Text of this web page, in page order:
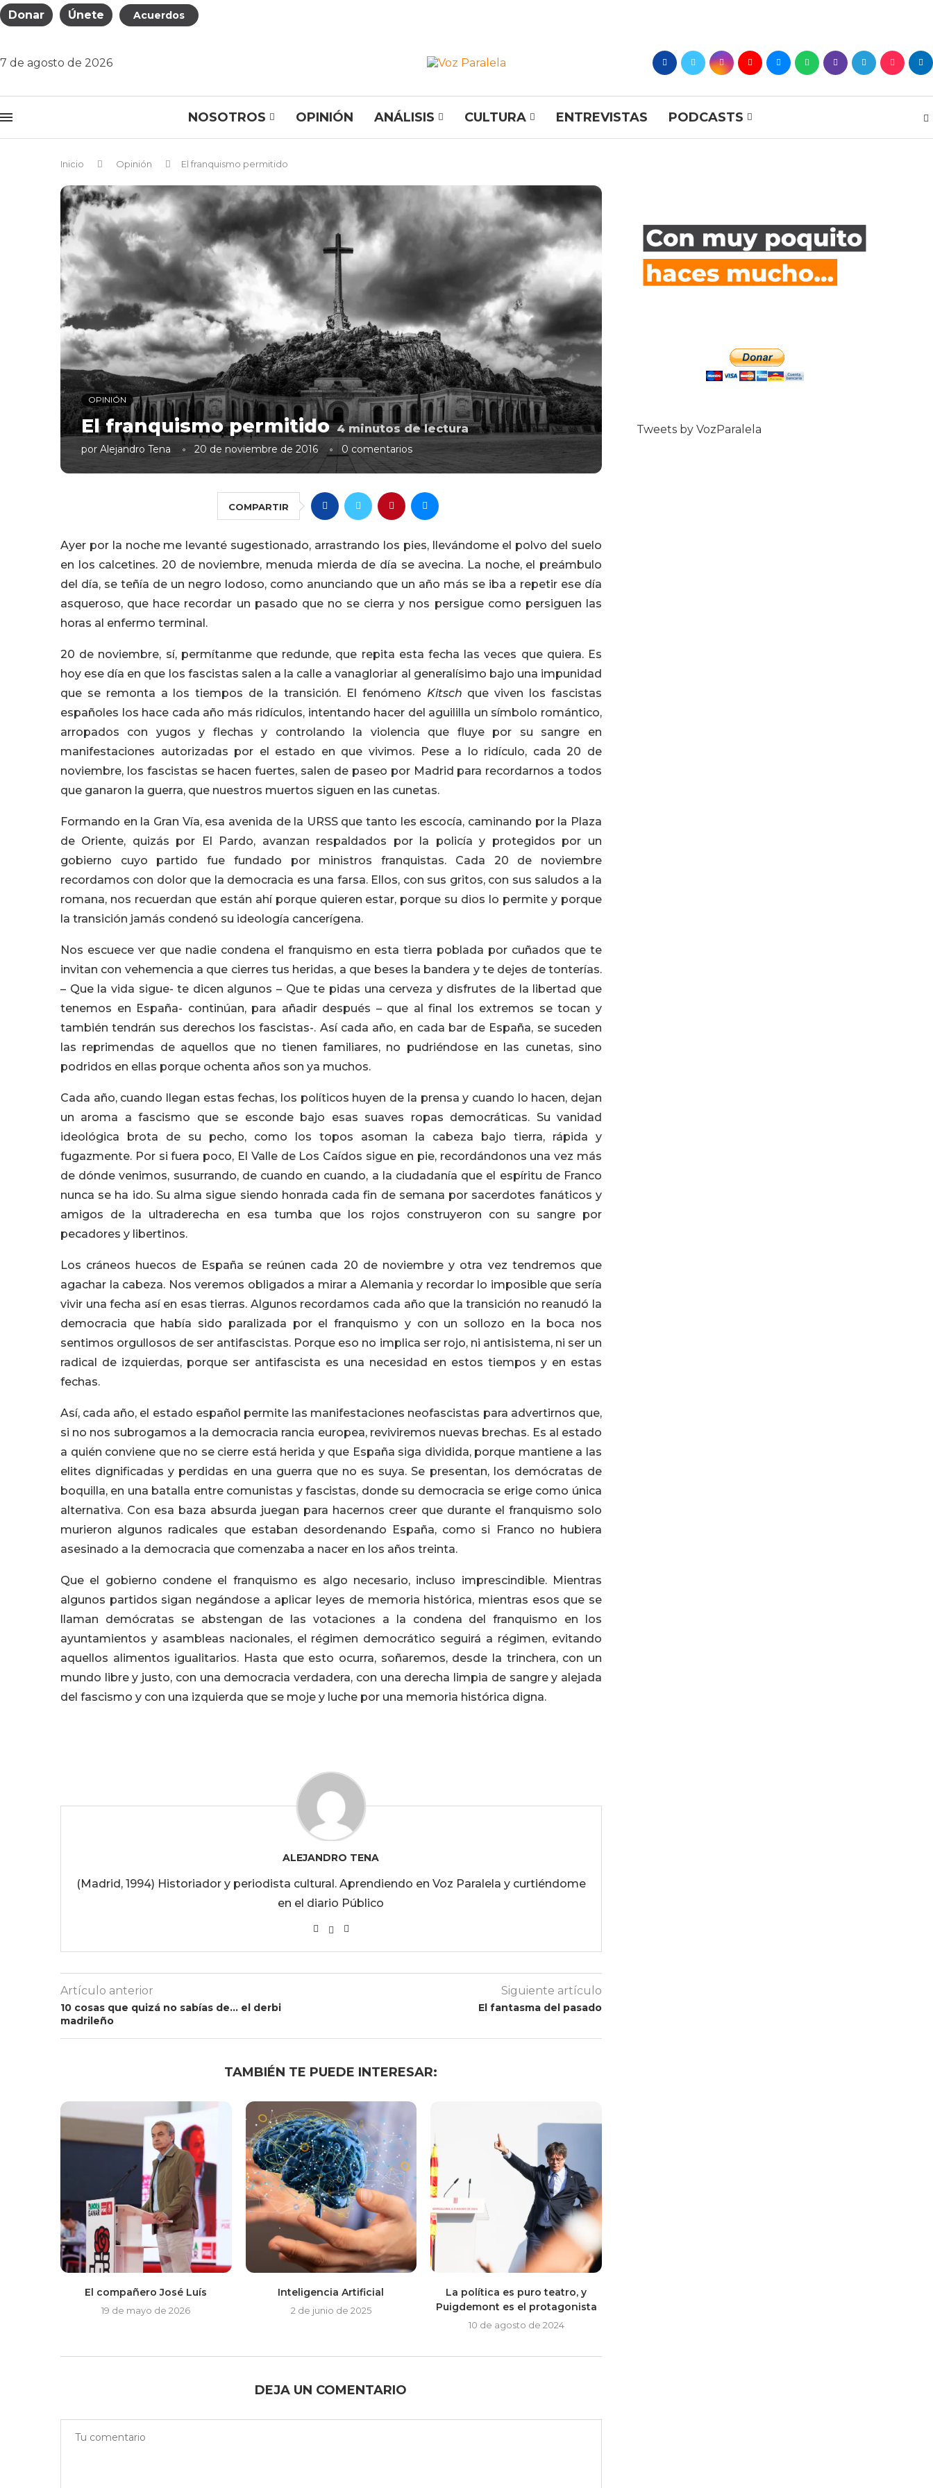
Donar Únete Acuerdos
7 de agosto de 2026
NOSOTROS OPINIÓN ANÁLISIS CULTURA ENTREVISTAS PODCASTS
Inicio Opinión El franquismo permitido
OPINIÓN
El franquismo permitido 4minutos de lectura
por Alejandro Tena 20 de noviembre de 2016 0 comentarios
COMPARTIR
Ayer por la noche me levanté sugestionado, arrastrando los pies, llevándome el polvo del suelo
en los calcetines. 20 de noviembre, menuda mierda de día se avecina. La noche, el preámbulo
del día, se teñía de un negro lodoso, como anunciando que un año más se iba a repetir ese día
asqueroso, que hace recordar un pasado que no se cierra y nos persigue como persiguen las
horas al enfermo terminal.
20 de noviembre, sí, permítanme que redunde, que repita esta fecha las veces que quiera. Es
hoy ese día en que los fascistas salen a la calle a vanagloriar al generalísimo bajo una impunidad
que se remonta a los tiempos de la transición. El fenómeno Kitsch que viven los fascistas
españoles los hace cada año más ridículos, intentando hacer del aguililla un símbolo romántico,
arropados con yugos y flechas y controlando la violencia que fluye por su sangre en
manifestaciones autorizadas por el estado en que vivimos. Pese a lo ridículo, cada 20 de
noviembre, los fascistas se hacen fuertes, salen de paseo por Madrid para recordarnos a todos
que ganaron la guerra, que nuestros muertos siguen en las cunetas.
Formando en la Gran Vía, esa avenida de la URSS que tanto les escocía, caminando por la Plaza
de Oriente, quizás por El Pardo, avanzan respaldados por la policía y protegidos por un
gobierno cuyo partido fue fundado por ministros franquistas. Cada 20 de noviembre
recordamos con dolor que la democracia es una farsa. Ellos, con sus gritos, con sus saludos a la
romana, nos recuerdan que están ahí porque quieren estar, porque su dios lo permite y porque
la transición jamás condenó su ideología cancerígena.
Nos escuece ver que nadie condena el franquismo en esta tierra poblada por cuñados que te
invitan con vehemencia a que cierres tus heridas, a que beses la bandera y te dejes de tonterías.
– Que la vida sigue- te dicen algunos – Que te pidas una cerveza y disfrutes de la libertad que
tenemos en España- continúan, para añadir después – que al final los extremos se tocan y
también tendrán sus derechos los fascistas-. Así cada año, en cada bar de España, se suceden
las reprimendas de aquellos que no tienen familiares, no pudriéndose en las cunetas, sino
podridos en ellas porque ochenta años son ya muchos.
Cada año, cuando llegan estas fechas, los políticos huyen de la prensa y cuando lo hacen, dejan
un aroma a fascismo que se esconde bajo esas suaves ropas democráticas. Su vanidad
ideológica brota de su pecho, como los topos asoman la cabeza bajo tierra, rápida y
fugazmente. Por si fuera poco, El Valle de Los Caídos sigue en pie, recordándonos una vez más
de dónde venimos, susurrando, de cuando en cuando, a la ciudadanía que el espíritu de Franco
nunca se ha ido. Su alma sigue siendo honrada cada fin de semana por sacerdotes fanáticos y
amigos de la ultraderecha en esa tumba que los rojos construyeron con su sangre por
pecadores y libertinos.
Los cráneos huecos de España se reúnen cada 20 de noviembre y otra vez tendremos que
agachar la cabeza. Nos veremos obligados a mirar a Alemania y recordar lo imposible que sería
vivir una fecha así en esas tierras. Algunos recordamos cada año que la transición no reanudó la
democracia que había sido paralizada por el franquismo y con un sollozo en la boca nos
sentimos orgullosos de ser antifascistas. Porque eso no implica ser rojo, ni antisistema, ni ser un
radical de izquierdas, porque ser antifascista es una necesidad en estos tiempos y en estas
fechas.
Así, cada año, el estado español permite las manifestaciones neofascistas para advertirnos que,
si no nos subrogamos a la democracia rancia europea, reviviremos nuevas brechas. Es al estado
a quién conviene que no se cierre está herida y que España siga dividida, porque mantiene a las
elites dignificadas y perdidas en una guerra que no es suya. Se presentan, los demócratas de
boquilla, en una batalla entre comunistas y fascistas, donde su democracia se erige como única
alternativa. Con esa baza absurda juegan para hacernos creer que durante el franquismo solo
murieron algunos radicales que estaban desordenando España, como si Franco no hubiera
asesinado a la democracia que comenzaba a nacer en los años treinta.
Que el gobierno condene el franquismo es algo necesario, incluso imprescindible. Mientras
algunos partidos sigan negándose a aplicar leyes de memoria histórica, mientras esos que se
llaman demócratas se abstengan de las votaciones a la condena del franquismo en los
ayuntamientos y asambleas nacionales, el régimen democrático seguirá a régimen, evitando
aquellos alimentos igualitarios. Hasta que esto ocurra, soñaremos, desde la trinchera, con un
mundo libre y justo, con una democracia verdadera, con una derecha limpia de sangre y alejada
del fascismo y con una izquierda que se moje y luche por una memoria histórica digna.
ALEJANDRO TENA
(Madrid, 1994) Historiador y periodista cultural. Aprendiendo en Voz Paralela y curtiéndome
en el diario Público
Artículo anterior
10 cosas que quizá no sabías de… el derbi
madrileño
Siguiente artículo
El fantasma del pasado
TAMBIÉN TE PUEDE INTERESAR:
El compañero José Luís
19 de mayo de 2026
Inteligencia Artificial
2 de junio de 2025
La política es puro teatro, y
Puigdemont es el protagonista
10 de agosto de 2024
DEJA UN COMENTARIO
Tweets by VozParalela